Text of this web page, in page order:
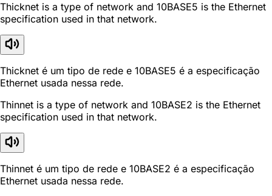
Thicknet is a type of network and 10BASE5 is the Ethernet
specification used in that network.
Thicknet é um tipo de rede e 10BASE5 é a especificação
Ethernet usada nessa rede.
Thinnet is a type of network and 10BASE2 is the Ethernet
specification used in that network.
Thinnet é um tipo de rede e 10BASE2 é a especificação
Ethernet usada nessa rede.